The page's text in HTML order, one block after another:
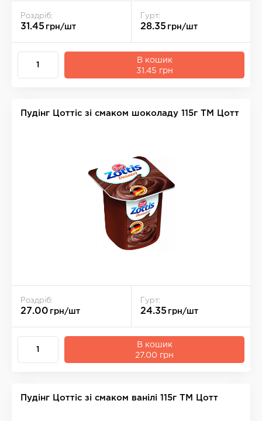
Роздріб:
31.45 грн/шт
Гурт:
28.35 грн/шт
В кошик
31.45 грн
Пудінг Цоттіс зі смаком шоколаду 115г ТМ Цотт
Роздріб:
27.00 грн/шт
Гурт:
24.35 грн/шт
В кошик
27.00 грн
Пудінг Цоттіс зі смаком ванілі 115г ТМ Цотт